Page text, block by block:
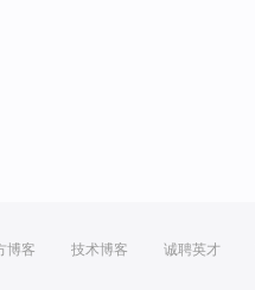
博客 技术博客 诚聘英才